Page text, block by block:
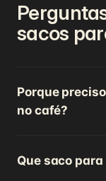
sacos
Porque
no café?
Que saco